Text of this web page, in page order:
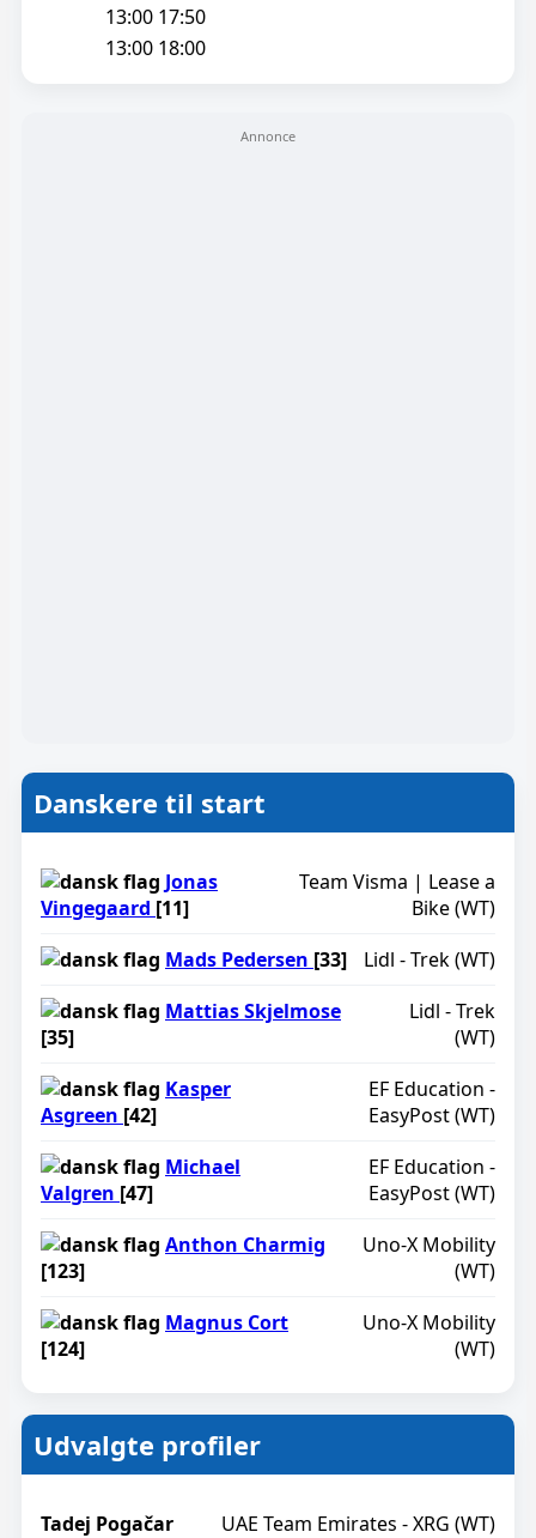
13:00 17:50
13:00 18:00
Danskere til start
Jonas
Vingegaard [11]
Team Visma | Lease a
Bike (WT)
Mads Pedersen [33]
Lidl - Trek (WT)
Mattias Skjelmose
[35]
Lidl - Trek
(WT)
Kasper
Asgreen [42]
EF Education -
EasyPost (WT)
Michael
Valgren [47]
EF Education -
EasyPost (WT)
Anthon Charmig
[123]
Uno-X Mobility
(WT)
Magnus Cort
[124]
Uno-X Mobility
(WT)
Udvalgte profiler
Tadej Pogačar
UAE Team Emirates - XRG (WT)